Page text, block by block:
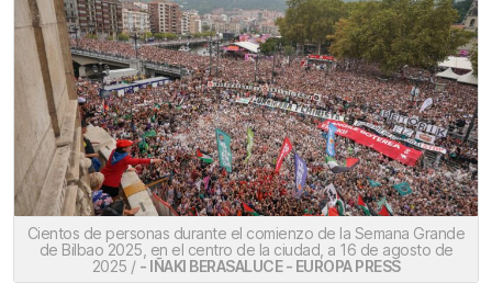
Cientos de personas durante el comienzo de la Semana Grande
de Bilbao 2025, en el centro de la ciudad, a 16 de agosto de
2025 / - IÑAKI BERASALUCE - EUROPA PRESS